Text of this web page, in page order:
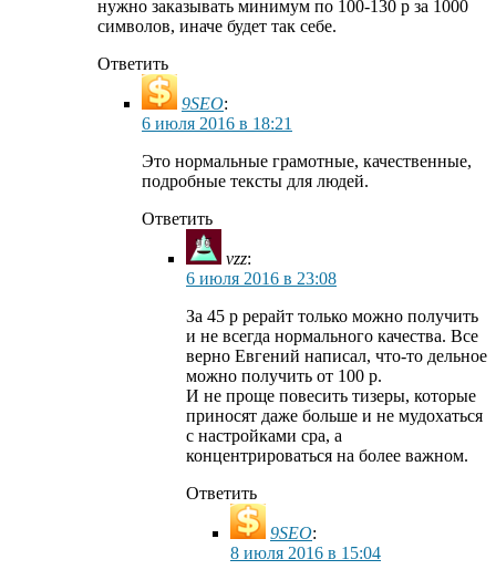
нужно заказывать минимум по 100-130 р за 1000
символов, иначе будет так себе.
Ответить
9SEO:
6 июля 2016 в 18:21
Это нормальные грамотные, качественные,
подробные тексты для людей.
Ответить
vzz:
6 июля 2016 в 23:08
За 45 р рерайт только можно получить
и не всегда нормального качества. Все
верно Евгений написал, что-то дельное
можно получить от 100 р.
И не проще повесить тизеры, которые
приносят даже больше и не мудохаться
с настройками cpa, а
концентрироваться на более важном.
Ответить
9SEO:
8 июля 2016 в 15:04